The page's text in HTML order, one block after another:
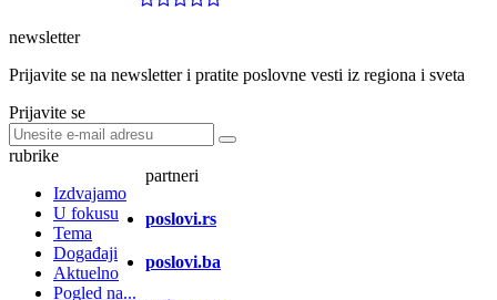
newsletter
Prijavite se na newsletter i pratite poslovne vesti iz regiona i sveta
Prijavite se
rubrike
Izdvajamo
U fokusu
Tema
Događaji
Aktuelno
Pogled na...
partneri
poslovi.rs
poslovi.ba